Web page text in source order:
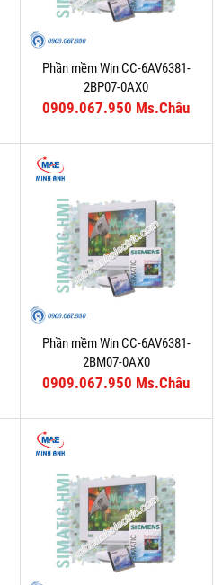
Phần mềm Win CC-6AV6381-
2BP07-0AX0
0909.067.950 Ms.Châu
Phần mềm Win CC-6AV6381-
2BM07-0AX0
0909.067.950 Ms.Châu